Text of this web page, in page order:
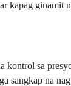
kapag ginamit
kontrol sa
sangkap na